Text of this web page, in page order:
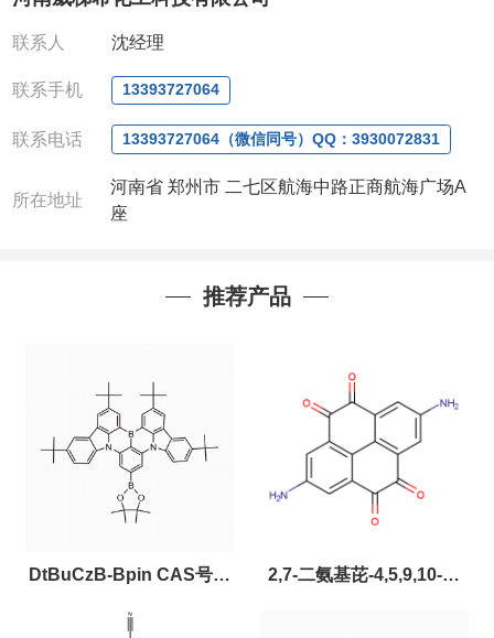
QQ:3930072831
微信 :13393727064
联系人: 沈晓东(欢迎致电
联系人 沈经理
联系手机 13393727064
联系电话 13393727064（微信同号）QQ：3930072831
所在地址
河南省 郑州市 二七区航海中路正商航海广场A
座
推荐产品
DtBuCzB-Bpin CAS号：
2643331-97-7
2,7-二氨基芘-4,5,9,10-四